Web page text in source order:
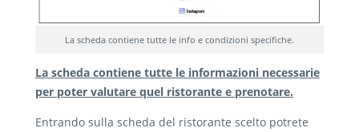
La scheda contiene tutte le info e condizioni specifiche.
La scheda contiene tutte le informazioni necessarie
per poter valutare quel ristorante e prenotare.
Entrando sulla scheda del ristorante scelto potrete